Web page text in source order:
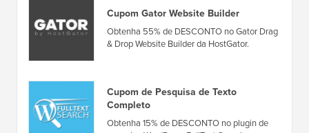
Cupom Gator Website Builder
Obtenha 55% de DESCONTO no Gator Drag
& Drop Website Builder da HostGator.
Cupom de Pesquisa de Texto
Completo
Obtenha 15% de DESCONTO no plugin de